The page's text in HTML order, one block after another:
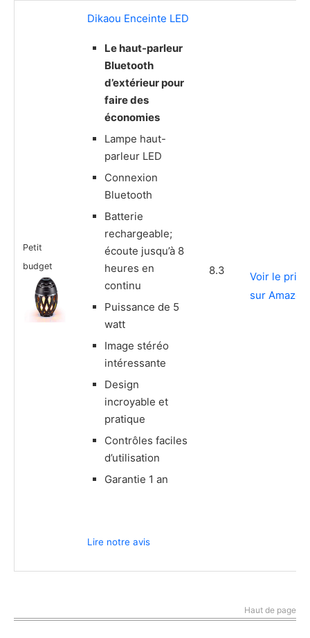
Petit
budget
Dikaou Enceinte LED
Le haut-parleur
Bluetooth
d’extérieur pour
faire des
économies
Lampe haut-
parleur LED
Connexion
Bluetooth
Batterie
rechargeable;
écoute jusqu’à 8
heures en
continu
Puissance de 5
watt
Image stéréo
intéressante
Design
incroyable et
pratique
Contrôles faciles
d’utilisation
Garantie 1 an
Lire notre avis
8.3
Voir le prix
sur Amazon
Haut de page